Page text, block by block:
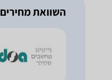
השוואת מחירים